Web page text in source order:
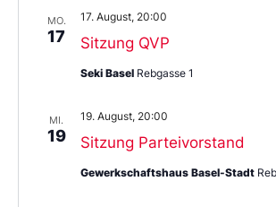
MO.
17 Sitzung QVP
17. August, 20:00
Seki Basel Rebgasse 1
MI.
19 Sitzung Parteivorstand
19. August, 20:00
Gewerkschaftshaus Basel-Stadt